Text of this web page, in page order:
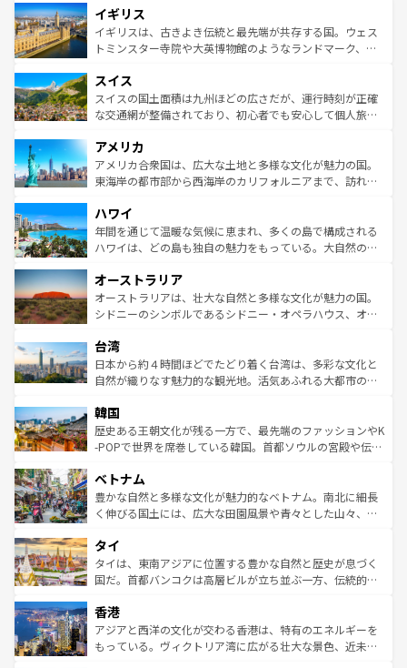
いる。シャンパンの発祥地であるランス、プロヴァンスの
香り高いラベンダー畑など、多彩な楽しみ方が可能だ。さ
らに、パリ以外の地域にも魅力が溢れており、どの街角に
れる地方に足を運ぶとそれぞれで全く異なる文化を体験で
きるだろう。 なお、新着のフランス情報はコンテンツ一覧
を参照してほしい。
顔を持つこの国は、どこを歩いても飽きることがない。ベ
ルリンの文化的活気、バイエルン州のアルプスの絶景、そ
してライン川沿いのワイン畑といった風景は必見。ビール
は、お酒好きな人にはぜひ体験してほしい。 なお、新着の
ドイツ情報はコンテンツ一覧を参照してほしい。
イギリス
イギリスは、古きよき伝統と最先端が共存する国。ウェス
トミンスター寺院や大英博物館のようなランドマーク、歴
リアごとに異なる魅力がある。また、優雅なアフタヌーン
ティー、ビール好きにはたまらない英国パブ、サッカー観
戦など、本場だからこそできる体験も豊富。イギリスを旅
ンツ一覧を参照してほしい。
スイス
スイスの国土面積は九州ほどの広さだが、運行時刻が正確
な交通網が整備されており、初心者でも安心して個人旅行
の建物がそのまま残る町や、スイスならではのユニークな
博物館もあり、アルプス観光だけでなく町歩きも満喫する
ことができる。国民の所得が高いため物価も高いが、旅行
ば市内交通費無料で観光を楽しむこともできる。 なお、新
着のスイス情報はコンテンツ一覧 を参照してほしい。
アメリカ
アメリカ合衆国は、広大な土地と多様な文化が魅力の国。
東海岸の都市部から西海岸のカリフォルニアまで、訪れる
のような巨大都市は、観光、ショッピング、エンターテイ
ンメントが詰まった刺激的なスポットだ。一方、アメリカ
西部には大自然が広がり、グランドキャニオンやイエロー
部のニューオーリンズでは、音楽と美食が融合した独特の
文化が魅力。旅行者はアメリカの各地域で異なる魅力を楽
しみながら、その多様性と豊かな歴史を感じることができ
ならではの贅沢な旅のスタイルだ。 なお、新着のアメリカ
情報はコンテンツ一覧を参照してほしい。
ハワイ
年間を通じて温暖な気候に恵まれ、多くの島で構成される
ハワイは、どの島も独自の魅力をもっている。大自然の神
ワイ島は見逃せない。また、定番の観光地といえばオアフ
島だが、静かな自然を求めるならマウイ島やカウアイ島が
おすすめ。エメラルドグリーンに輝く海をはじめ、豊かな
れるおもてなしの心で訪れる人々を迎えてくれるハワイの
人々、おいしいローカルフードやハワイアンミュージッ
ク、伝統的なフラダンスなど、すべてがハワイの魅力を彩
ワイを、存分に味わってほしい。 なお、新着のハワイ情報
はコンテンツ一覧を参照してほしい。
オーストラリア
オーストラリアは、壮大な自然と多様な文化が魅力の国。
シドニーのシンボルであるシドニー・オペラハウス、オー
リアリーフや大陸中央部にそびえるウルル（エアーズロッ
ク）、タスマニアの美しい原生林やケアンズの熱帯雨林な
ど、見どころがたくさん。また、カフェやワイン、オージ
いる。アクティビティも充実しており、サーフィンやダイ
ビング、ハイキングなど、アウトドア好きにはたまらな
い。オーストラリアの多彩な魅力を存分に味わいつくそ
参照してほしい。
台湾
日本から約４時間ほどでたどり着く台湾は、多彩な文化と
自然が織りなす魅力的な観光地。活気あふれる大都市の台
ン）、静ひつな山岳地帯である台湾東部など、都市の喧騒
と山間の静けさが共存しており、訪れる人に新しい発見と
驚きをもたらしてくれる。また、奥深い台湾の食文化も魅
容にもいいと評判のスイーツなど、バラエティ豊かな料理
が味わえる。 なお、新着の台湾情報は コンテンツ一覧を参
照してほしい。
韓国
歴史ある王朝文化が残る一方で、最先端のファッションやK
-POPで世界を席巻している韓国。首都ソウルの宮殿や伝統
き、地方に足を延ばせば四季折々の自然美を楽しむことが
できる。そして、キムチや焼肉、絶品のストリートフード
まで、さまざまな韓国料理が待っている。夜には、韓国な
リティに包まれながら、韓国の多彩な魅力を心ゆくまで味
わってみてほしい。 なお、新着の韓国情報はコンテンツ一
覧を参照してほしい。
ベトナム
豊かな自然と多様な文化が魅力的なベトナム。南北に細長
く伸びる国土には、広大な田園風景や青々とした山々、世
急速な発展と共に伝統が息づく。ハノイの古い町並みやホ
ーチミン市のフランス統治時代の建物も、独特の雰囲気を
醸し出している。また、バラエティの豊かさとおいしさで
とつ。フォーやバインミー、ベトナムコーヒーなどは、ぜ
ひ現地で味わいたい。どの地域を訪れてもあたたかい人々
が旅行者を迎えてくれるので、きっと忘れられない旅にな
タイ
タイは、東南アジアに位置する豊かな自然と歴史が息づく
国だ。首都バンコクは高層ビルが立ち並ぶ一方、伝統的な
の活気が交差している。北部ではチェンマイなどの山岳地
帯で自然と触れ合い、南部ではプーケットやクラビの美し
いビーチでリゾート気分を楽しむことができる。タイ料理
香港
アジアと西洋の文化が交わる香港は、特有のエネルギーを
もっている。ヴィクトリア湾に広がる壮大な景色、近未来